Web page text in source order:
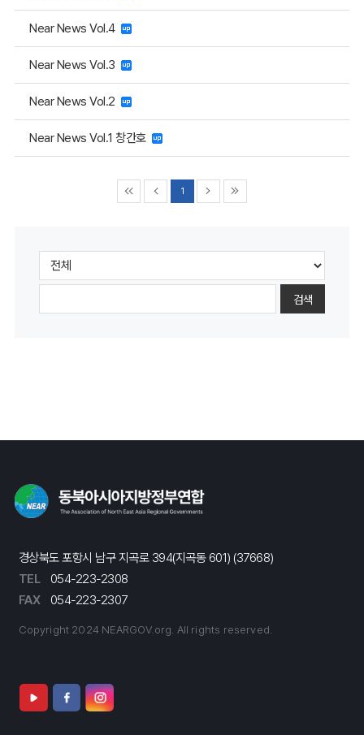
Near News Vol.4
Near News Vol.3
Near News Vol.2
Near News Vol.1 창간호
1
검색
경상북도 포항시 남구 지곡로 394(지곡동 601) (37668)
TEL
054-223-2308
FAX
054-223-2307
Copyright 2024 NEARGOV.org. All rights reserved.